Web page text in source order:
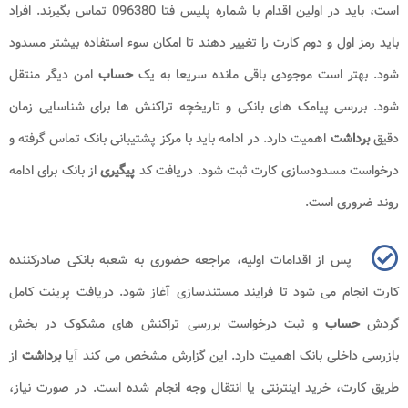
است، باید در اولین اقدام با شماره پلیس فتا 096380 تماس بگیرند. افراد
باید رمز اول و دوم کارت را تغییر دهند تا امکان سوء استفاده بیشتر مسدود
شود. بهتر است موجودی باقی مانده سریعا به یکحساب امن دیگر منتقل
شود. بررسی پیامک های بانکی و تاریخچه تراکنش ها برای شناسایی زمان
دقیقبرداشت اهمیت دارد. در ادامه باید با مرکز پشتیبانی بانک تماس گرفته و
درخواست مسدودسازی کارت ثبت شود. دریافت کد پیگیریاز بانک برای ادامه
روند ضروری است.
پس از اقدامات اولیه، مراجعه حضوری به شعبه بانکی صادرکننده
کارت انجام می شود تا فرایند مستندسازی آغاز شود. دریافت پرینت کامل
گردشحسابو ثبت درخواست بررسی تراکنش های مشکوک در بخش
بازرسی داخلی بانک اهمیت دارد. این گزارش مشخص می کند آیابرداشتاز
طریق کارت، خرید اینترنتی یا انتقال وجه انجام شده است. در صورت نیاز،